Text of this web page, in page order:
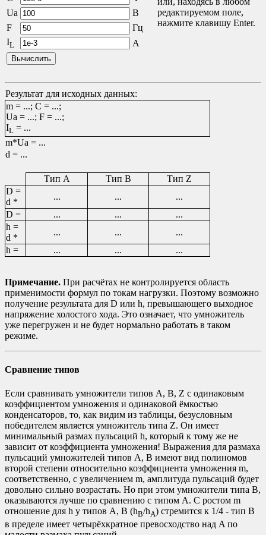
редактируемом поле,
нажмите клавишу Enter.
Ua
В
F
Гц
IL А
Результат для исходных данных:
m = ...; C = ...;
Ua = ...; F = ...;
IL = ...
m*Ua = ...
d = ...
Тип A Тип B
Тип Z
D =
d *
... ...
...
D =
... ...
...
h =
d *
... ...
...
h =
... ... ...
Примечание. При расчётах не контролируется область
применимости формул по токам нагрузки. Поэтому возможно
получение результата для D или h, превышающего выходное
напряжение холостого хода. Это означает, что умножитель
уже перегружен и не будет нормально работать в таком
режиме.
Сравнение типов
Если сравнивать умножители типов A, B, Z с одинаковым
коэффициентом умножения и одинаковой ёмкостью
конденсаторов, то, как видим из таблицы, безусловным
победителем является умножитель типа Z. Он имеет
минимальный размах пульсаций h, который к тому же не
зависит от коэффициента умножения! Выражения для размаха
пульсаций умножителей типов A, B имеют вид полиномов
второй степени относительно коэффициента умножения m,
соответственно, с увеличением m, амплитуда пульсаций будет
довольно сильно возрастать. Но при этом умножители типа B,
оказываются лучше по сравнению с типом A. С ростом m
отношение для h у типов A, B (hB/hA) стремится к 1/4 - тип B
в пределе имеет четырёхкратное превосходство над A по